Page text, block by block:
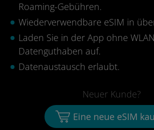
Roaming-Gebühren.
Wiederverwendbare eSIM in
Laden Sie in der App ohne
Datenguthaben auf.
Datenaustausch erlaubt.
Neuer Kunde?
Eine neue eSIM